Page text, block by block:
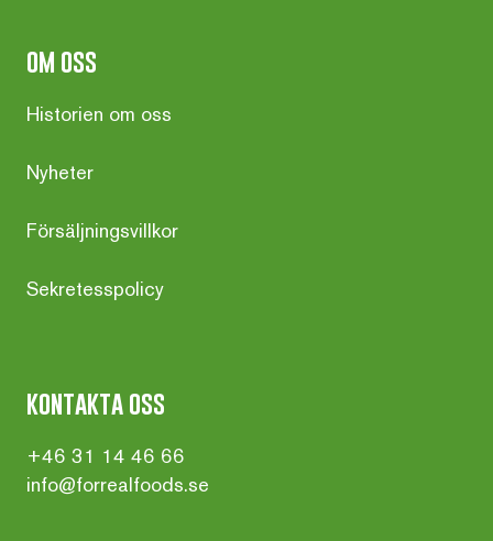
om oss
Historien om oss
Nyheter
Försäljningsvillkor
Sekretesspolicy
kontakta oss
+46 31 14 46 66
info@forrealfoods.se